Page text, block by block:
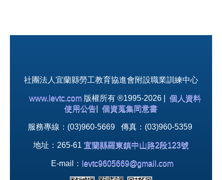
社團法人宜蘭縣勞工教育協進會附設職業訓練中心
www.levtc.com 版權所有 ®1995-2026 | 個人資料
使用公告
個資蒐集同意書
服務專線：(03)960-5669 傳真：(03)960-5359
地址：265-61 宜蘭縣羅東鎮中山路2段123號
E-mail： levtc9605669@gmail.com